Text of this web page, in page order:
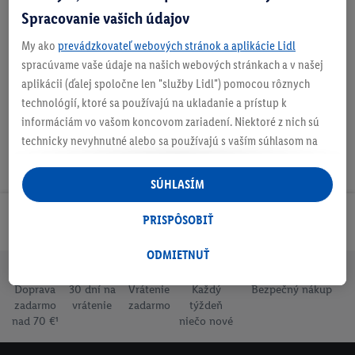
O produkte
Odoberaj Newsletter!
Doprava
zadarmo
nad 70 €¹
30 dní na
vrátenie
Vrátenie
zadarmo
Každý
týždeň
niečo nové
Bezpečný nákup
Spracovanie vašich údajov
My ako prevádzkovateľ webových stránok a aplikácie Lidl
spracúvame vaše údaje na našich webových stránkach a v našej
aplikácii (ďalej spoločne len "služby Lidl") pomocou rôznych
technológií, ktoré sa používajú na ukladanie a prístup k
informáciám vo vašom koncovom zariadení. Niektoré z nich sú
technicky nevyhnutné alebo sa používajú s vaším súhlasom na
personalizovanú reklamu v rámci služieb Lidl aj mimo nich. Ak
ste účastníkom programu Lidl Plus, na tieto účely sa spracúvajú
aj údaje z vášho nákupného správania v obchode.
následne si vytvoríte účet Lidl Plus alebo sa prihlásite do svojho
tiež vytvoriť špeciálny online identifikátor z e-mailovej adresy,
ktorú tam uvediete, aby sme vás mohli rozpoznať v službách
ODMIETNUŤ
PRISPÔSOBIŤ
SÚHLASÍM